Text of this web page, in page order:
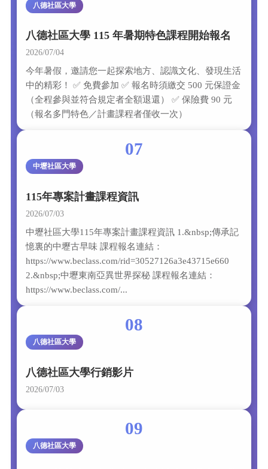
八德社區大學
八德社區大學 115 年暑期特色課程開始報名
2026/07/04
今年暑假，邀請您一起探索地方、認識文化、發現生活
中的精彩！ ✅ 免費參加 ✅ 報名時須繳交 500 元保證金
（全程參與並符合規定者全額退還） ✅ 保險費 90 元
（報名多門特色／計畫課程者僅收一次）
07
中壢社區大學
115年專案計畫課程資訊
2026/07/03
中壢社區大學115年專案計畫課程資訊 1.&nbsp;傳承記
憶裏的中壢古早味 課程報名連結：
https://www.beclass.com/rid=30527126a3e43715e660
2.&nbsp;中壢東南亞異世界探秘 課程報名連結：
https://www.beclass.com/...
08
八德社區大學
八德社區大學行銷影片
2026/07/03
09
八德社區大學